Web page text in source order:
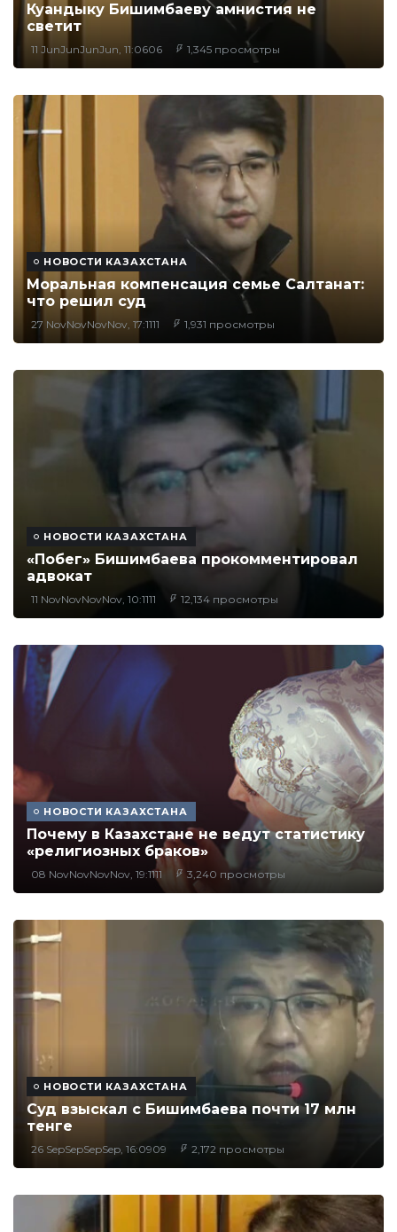
Куандыку Бишимбаеву амнистия не
светит
11 JunJunJunJun, 11:0606 1,345 просмотры
НОВОСТИ КАЗАХСТАНА
Моральная компенсация семье Салтанат:
что решил суд
27 NovNovNovNov, 17:1111 1,931 просмотры
НОВОСТИ КАЗАХСТАНА
«Побег» Бишимбаева прокомментировал
адвокат
11 NovNovNovNov, 10:1111 12,134 просмотры
НОВОСТИ КАЗАХСТАНА
Почему в Казахстане не ведут статистику
«религиозных браков»
08 NovNovNovNov, 19:1111 3,240 просмотры
НОВОСТИ КАЗАХСТАНА
Суд взыскал с Бишимбаева почти 17 млн
тенге
26 SepSepSepSep, 16:0909 2,172 просмотры